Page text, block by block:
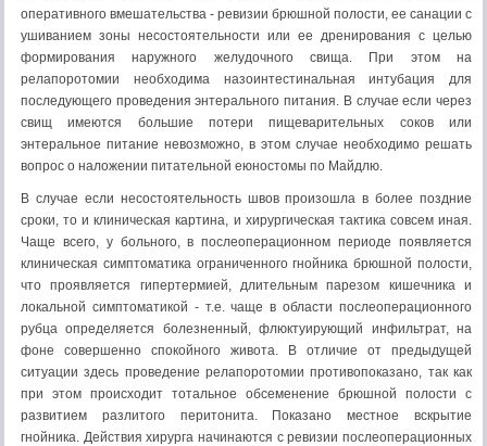
оперативного вмешательства - ревизии брюшной полости, ее санации с
ушиванием зоны несостоятельности или ее дренирования с целью
формирования наружного желудочного свища. При этом на
релапоротомии необходима назоинтестинальная интубация для
последующего проведения энтерального питания. В случае если через
свищ имеются большие потери пищеварительных соков или
энтеральное питание невозможно, в этом случае необходимо решать
вопрос о наложении питательной еюностомы по Майдлю.
В случае если несостоятельность швов произошла в более поздние
сроки, то и клиническая картина, и хирургическая тактика совсем иная.
Чаще всего, у больного, в послеоперационном периоде появляется
клиническая симптоматика ограниченного гнойника брюшной полости,
что проявляется гипертермией, длительным парезом кишечника и
локальной симптоматикой - т.е. чаще в области послеоперационного
рубца определяется болезненный, флюктуирующий инфильтрат, на
фоне совершенно спокойного живота. В отличие от предыдущей
ситуации здесь проведение релапоротомии противопоказано, так как
при этом происходит тотальное обсеменение брюшной полости с
развитием разлитого перитонита. Показано местное вскрытие
гнойника. Действия хирурга начинаются с ревизии послеоперационных